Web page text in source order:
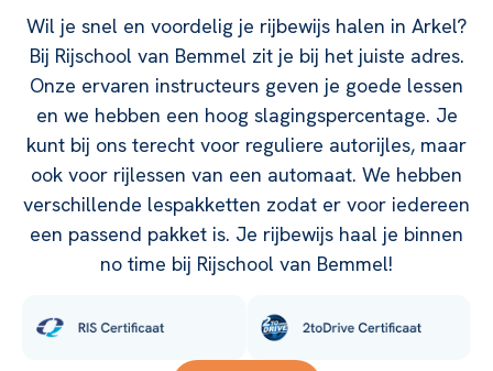
Wil je snel en voordelig je rijbewijs halen in Arkel?
Bij Rijschool van Bemmel zit je bij het juiste adres.
Onze ervaren instructeurs geven je goede lessen
en we hebben een hoog slagingspercentage. Je
kunt bij ons terecht voor reguliere autorijles, maar
ook voor rijlessen van een automaat. We hebben
verschillende lespakketten zodat er voor iedereen
een passend pakket is. Je rijbewijs haal je binnen
no time bij Rijschool van Bemmel!